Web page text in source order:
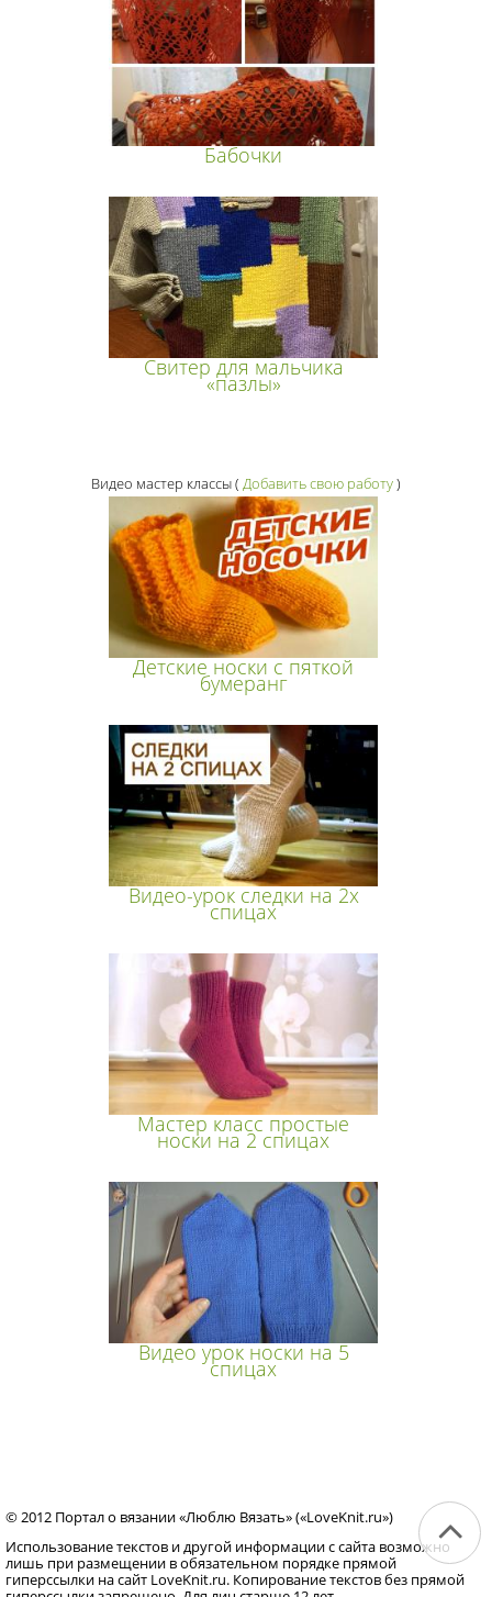
Бабочки
Свитер для мальчика
«пазлы»
Видео мастер классы( Добавить свою работу)
Детские носки с пяткой
бумеранг
Видео-урок следки на 2х
спицах
Мастер класс простые
носки на 2 спицах
Видео урок носки на 5
спицах
© 2012 Портал о вязании «Люблю Вязать» («LoveKnit.ru»)
Использование текстов и другой информации с сайта возможно
лишь при размещении в обязательном порядке прямой
гиперссылки на сайт LoveKnit.ru. Копирование текстов без прямой